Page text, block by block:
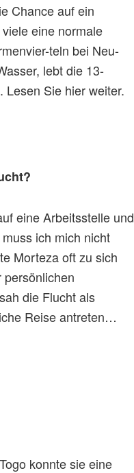
Chance auf ein
eine normale
teln bei Neu-
lebt die 13-
Sie hier weiter.
eine Arbeitsstelle und
ich mich nicht
Morteza oft zu sich
die Flucht als
Reise antreten…
konnte sie eine